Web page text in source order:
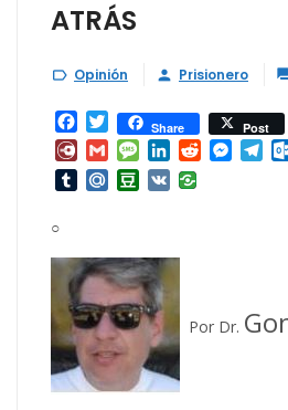
ATRÁS
 Opinión  Prisionero
Facebook
TwitterShare Post
Diary.RuGmailMessage
LinkedInReddit
TumblrMail.RuDouban
VK
○
Por Dr.